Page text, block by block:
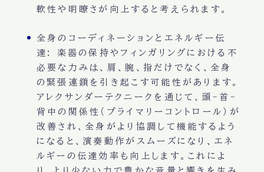
軟性や明瞭さが向上すると考えられます。
全身のコーディネーションとエネルギー伝
達:
楽器の保持やフィンガリングにおける不
必要な力みは、肩、腕、指だけでなく、全身
の緊張連鎖を引き起こす可能性があります。
アレクサンダーテクニークを通じて、頭-首-
背中の関係性（プライマリーコントロール）が
改善され、全身がより協調して機能するよう
になると、演奏動作がスムーズになり、エネ
ルギーの伝達効率も向上します。これによ